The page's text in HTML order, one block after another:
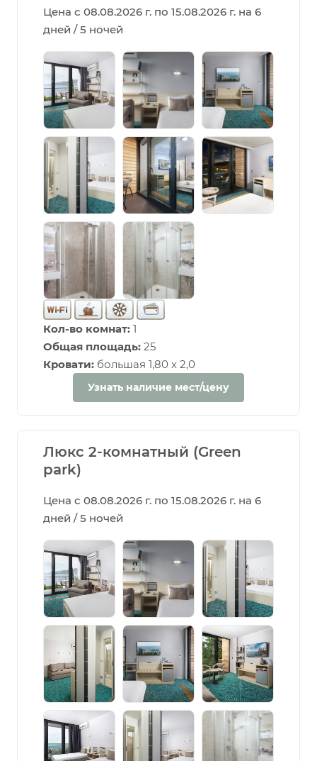
Цена с 08.08.2026 г. по 15.08.2026 г. на 6
дней / 5 ночей
Кол-во комнат: 1
Общая площадь: 25
Кровати: большая 1,80 х 2,0
Узнать наличие мест/цену
Люкс 2-комнатный (Green
park)
Цена с 08.08.2026 г. по 15.08.2026 г. на 6
дней / 5 ночей